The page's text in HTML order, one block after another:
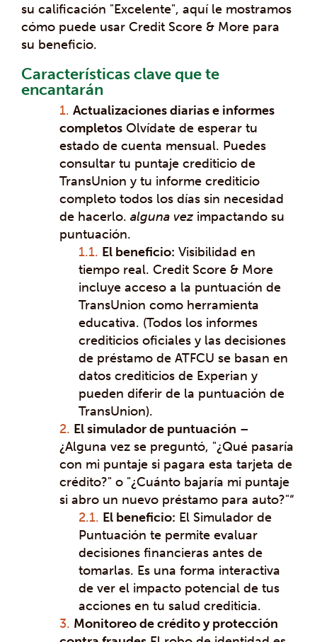
su calificación "Excelente", aquí le mostramos
cómo puede usar Credit Score & More para
su beneficio.
Características clave que te
encantarán
Actualizaciones diarias e informes
completos Olvídate de esperar tu
estado de cuenta mensual. Puedes
consultar tu puntaje crediticio de
TransUnion y tu informe crediticio
completo todos los días sin necesidad
de hacerlo. alguna vez impactando su
puntuación.
El beneficio: Visibilidad en
tiempo real. Credit Score & More
incluye acceso a la puntuación de
TransUnion como herramienta
educativa. (Todos los informes
crediticios oficiales y las decisiones
de préstamo de ATFCU se basan en
datos crediticios de Experian y
pueden diferir de la puntuación de
TransUnion).
El simulador de puntuación –
¿Alguna vez se preguntó, "¿Qué pasaría
con mi puntaje si pagara esta tarjeta de
crédito?" o "¿Cuánto bajaría mi puntaje
si abro un nuevo préstamo para auto?"“
El beneficio: El Simulador de
Puntuación te permite evaluar
decisiones financieras antes de
tomarlas. Es una forma interactiva
de ver el impacto potencial de tus
acciones en tu salud crediticia.
Monitoreo de crédito y protección